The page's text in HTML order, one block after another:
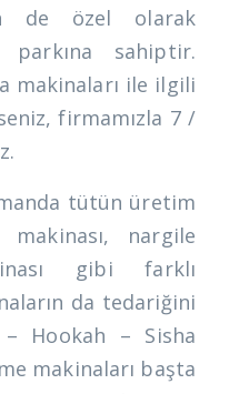
de özel olarak
sahiptir.
makinaları ile ilgili
firmamızla 7 /
tütün üretim
nargile
gibi farklı
da tedariğini
– Hookah – Sisha
makinaları başta